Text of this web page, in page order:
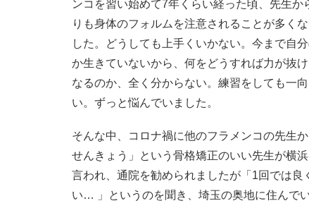
ンコを習い始めて7年くらい経った頃、先生か
りも身体のフォルムを注意されることが多く
した。どうしても上手くいかない。今まで自
か生きていないから、何をどうすれば力が抜
なるのか、全く分からない。練習をしても一
い。ずっと悩んでいました。
そんな中、コロナ禍に他のフラメンコの先生か
せんきょう」という骨格矯正のいい先生が横
言われ、通院を勧められましたが「1回では
い… 」というのを聞き、埼玉の奥地に住んで